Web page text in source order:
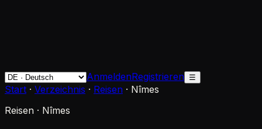
AnmeldenRegistrieren ☰
Start · Verzeichnis · Reisen · Nîmes
Reisen · Nîmes